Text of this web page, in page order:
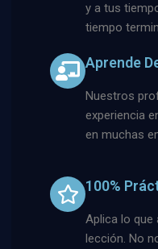
y a tus
tiempo
Aprende
Nuestros
experiencia
en muchas
100%
Aplica lo que
lección. No